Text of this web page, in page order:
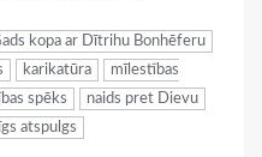
kopa ar Dītrihu Bonhēferu
karikatūra
mīlestības
spēks
naids pret Dievu
atspulgs